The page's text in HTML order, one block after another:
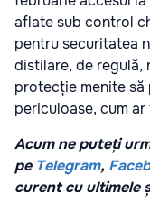
aflate sub control
pentru securitatea
distilare, de regulă,
protecție menite să
periculoase, cum
Acum ne puteți
pe Telegram,
curent cu ultimele